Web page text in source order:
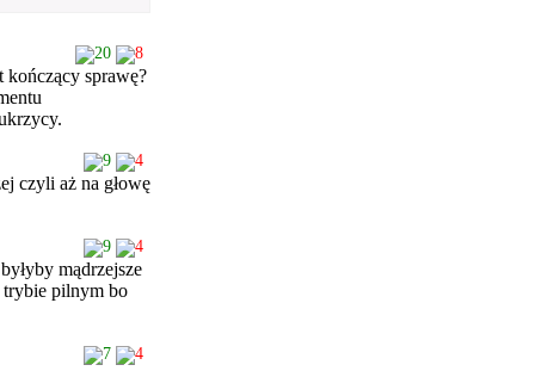
20 8
kończący sprawę?
9 4
czyli aż na głowę
9 4
mądrzejsze
trybie pilnym bo
7 4